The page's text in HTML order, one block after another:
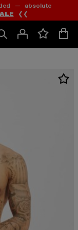
— absolute
❮❮